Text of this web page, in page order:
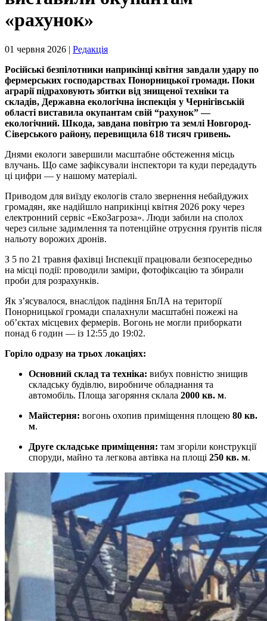
«рахунок»
01 червня 2026 | Редакція
Російські безпілотники наприкінці квітня завдали удару по
фермерських господарствах Понорницької громади. Поки
аграрії підраховують збитки від знищеної техніки та
складів, Державна екологічна інспекція у Чернігівській
області виставила окупантам свій “рахунок” —
екологічний. Шкода, завдана повітрю та землі Новгород-
Сіверського району, перевищила 618 тисяч гривень.
Днями екологи завершили масштабне обстеження місць
влучань. Що саме зафіксували інспектори та куди передадуть
ці цифри — у нашому матеріалі.
Приводом для виїзду екологів стало звернення небайдужих
громадян, яке надійшло наприкінці квітня 2026 року через
електронний сервіс «ЕкоЗагроза». Люди забили на сполох
через сильне задимлення та потенційне отруєння ґрунтів після
нальоту ворожих дронів.
З 5 по 21 травня фахівці Інспекції працювали безпосередньо
на місці події: проводили заміри, фотофіксацію та збирали
проби для розрахунків.
Як з’ясувалося, внаслідок падіння БпЛА на території
Понорницької громади спалахнули масштабні пожежі на
об’єктах місцевих фермерів. Вогонь не могли приборкати
понад 6 годин — із 12:55 до 19:02.
Горіло одразу на трьох локаціях:
Основний склад та техніка: вибух повністю знищив
складську будівлю, виробниче обладнання та
автомобіль. Площа загоряння склала 2000 кв. м.
Майстерня: вогонь охопив приміщення площею 80 кв.
м.
Друге складське приміщення: там згоріли конструкції
споруди, майно та легкова автівка на площі 250 кв. м.